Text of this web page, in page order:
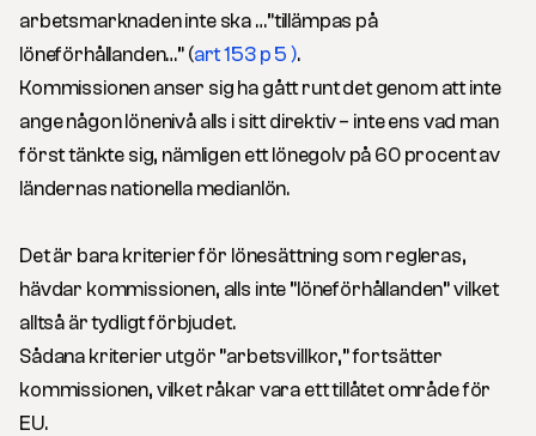
arbetsmarknaden inte ska …”tillämpas på
löneförhållanden…” (art 153 p 5 ).
Kommissionen anser sig ha gått runt det genom att inte
ange någon lönenivå alls i sitt direktiv – inte ens vad man
först tänkte sig, nämligen ett lönegolv på 60 procent av
ländernas nationella medianlön.
Det är bara kriterier för lönesättning som regleras,
hävdar kommissionen, alls inte ”löneförhållanden” vilket
alltså är tydligt förbjudet.
Sådana kriterier utgör ”arbetsvillkor,” fortsätter
kommissionen, vilket råkar vara ett tillåtet område för
EU.